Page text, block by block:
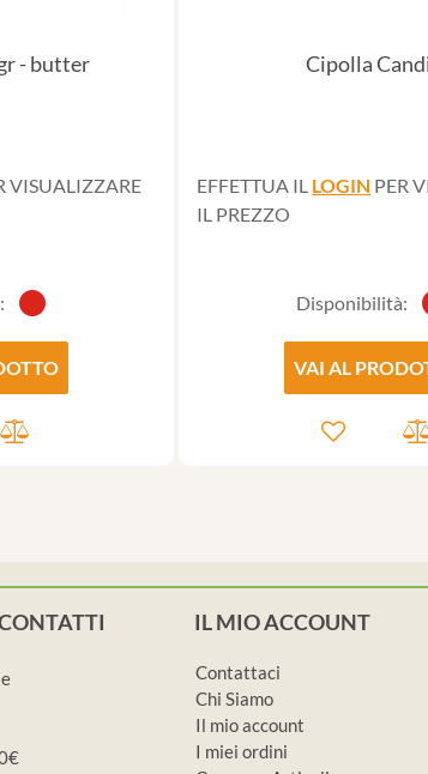
- butter
VISUALIZZARE
Cipolla
EFFETTUA IL LOGIN PER
IL PREZZO
Disponibilità:
VAI AL
IL MIO ACCOUNT
Contattaci
Chi Siamo
Il mio account
I miei ordini